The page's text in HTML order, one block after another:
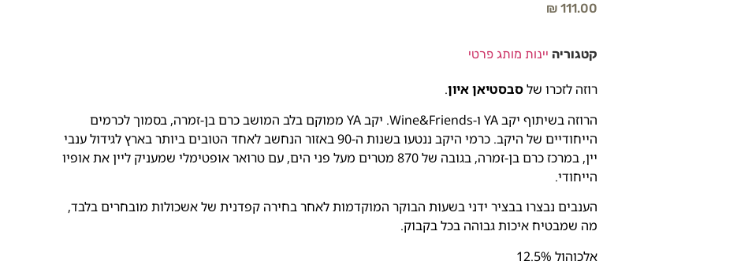
₪ 111.00
קטגוריה יינות מותג פרטי
רוזה לזכרו שלסבסטיאן איון.
הרוזה בשיתוף יקב YA ו-Wine&Friends. יקב YA ממוקם בלב המושב כרם בן-זמרה, בסמוך לכרמים
הייחודיים של היקב. כרמי היקב ננטעו בשנות ה-90 באזור הנחשב לאחד הטובים ביותר בארץ לגידול ענבי
יין, במרכז כרם בן-זמרה, בגובה של 870 מטרים מעל פני הים, עם טרואר אופטימלי שמעניק ליין את אופיו
הייחודי.
הענבים נבצרו בבציר ידני בשעות הבוקר המוקדמות לאחר בחירה קפדנית של אשכולות מובחרים בלבד,
מה שמבטיח איכות גבוהה בכל בקבוק.
אלכוהול 12.5%